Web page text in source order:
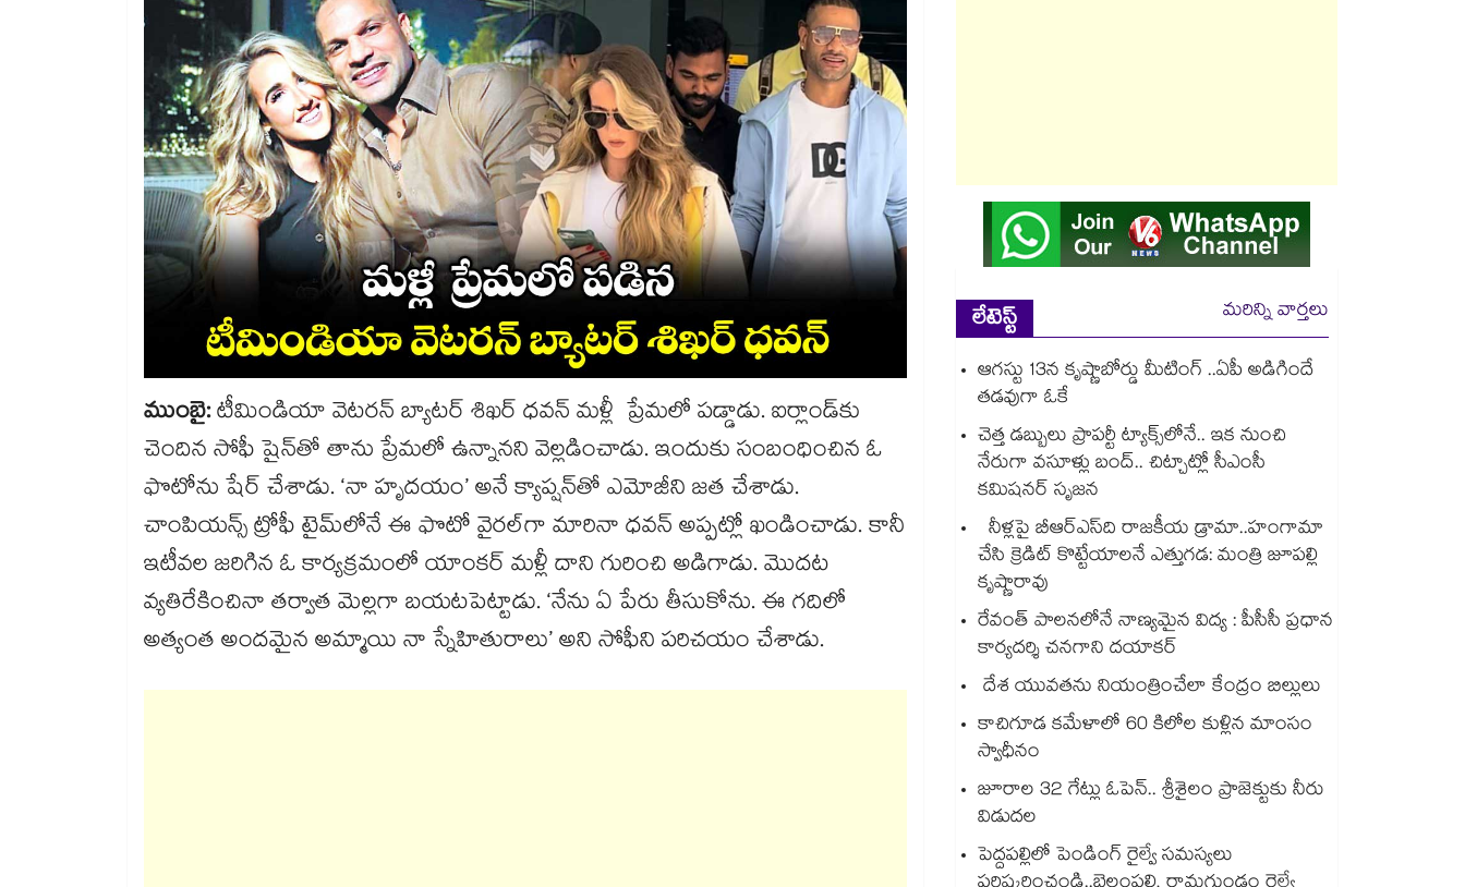
ముంబై:టీమిండియా వెటరన్‌ బ్యాటర్‌ శిఖర్‌‌‌‌‌‌‌‌ ధవన్‌ మళ్లీ ప్రేమలో పడ్డాడు. ఐర్లాండ్‌⁬కు
చెందిన సోఫీ షైన్‌⁬తో తాను ప్రేమలో ఉన్నానని వెల్లడించాడు. ఇందుకు సంబంధించిన ఓ
ఫొటోను షేర్‌‌‌‌‌‌‌‌ చేశాడు. ‘నా హృదయం’ అనే క్యాప్షన్‌⁬తో ఎమోజీని జత చేశాడు.
చాంపియన్స్‌‌‌‌‌‌‌ ట్రోఫీ టైమ్‌⁬‌లోనే ఈ ఫొటో వైరల్‌‌‌‌‌‌‌‌గా మారినా ధవన్‌‌‌‌‌‌‌‌ అప్పట్లో ఖండించాడు. కానీ
ఇటీవల జరిగిన ఓ కార్యక్రమంలో యాంకర్‌‌‌‌‌‌‌‌ మళ్లీ దాని గురించి అడిగాడు. మొదట
వ్యతిరేకించినా తర్వాత మెల్లగా బయటపెట్టాడు. ‘నేను ఏ పేరు తీసుకోను. ఈ గదిలో
అత్యంత అందమైన అమ్మాయి నా స్నేహితురాలు’ అని సోఫీని పరిచయం చేశాడు.
లేటెస్ట్
మరిన్ని వార్తలు
ఆగస్టు 13న కృష్ణాబోర్డు మీటింగ్ ..ఏపీ అడిగిందే
తడవుగా ఓకే
చెత్త డబ్బులు ప్రాపర్టీ ట్యాక్స్⁭లోనే.. ఇక నుంచి
నేరుగా వసూళ్లు బంద్.. చిట్చాట్లో సీఎంసీ
కమిషనర్ సృజన
నీళ్లపై బీఆర్ఎస్‌‌‌‌ది రాజకీయ డ్రామా..హంగామా
చేసి క్రెడిట్ కొట్టేయాలనే ఎత్తుగడ: మంత్రి జూపల్లి
కృష్ణారావు
రేవంత్‌‌ పాలనలోనే నాణ్యమైన విద్య : పీసీసీ ప్రధాన
కార్యదర్శి చనగాని దయాకర్
దేశ యువతను నియంత్రించేలా కేంద్రం బిల్లులు
కాచిగూడ కమేళాలో 60 కిలోల కుళ్లిన మాంసం
స్వాధీనం
జూరాల 32 గేట్లు ఓపెన్.. శ్రీశైలం ప్రాజెక్టుకు నీరు
విడుదల
పెద్దపల్లిలో పెండింగ్ రైల్వే సమస్యలు